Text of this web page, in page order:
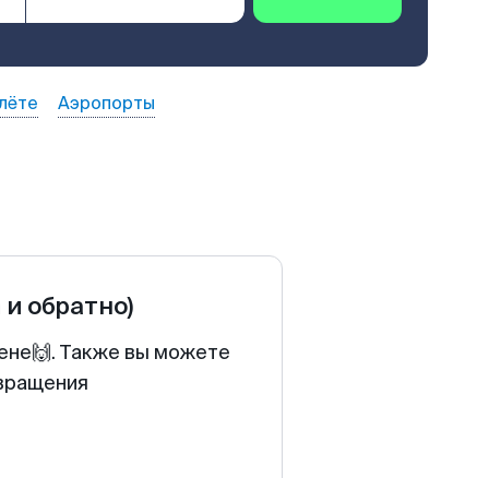
Аэропорты
и обратно)
Также вы можете